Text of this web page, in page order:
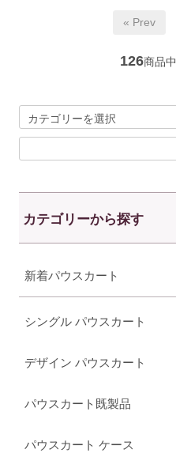
« Prev
126商品中
カテゴリーから探す
新着パウスカート
シングル パウスカート
デザイン パウスカート
パウスカート既製品
パウスカート ケース